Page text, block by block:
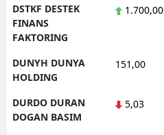
DSTKF DESTEK
FINANS
FAKTORING
1.700,00
DUNYH DUNYA
HOLDING
151,00
DURDO DURAN
DOGAN BASIM
5,03